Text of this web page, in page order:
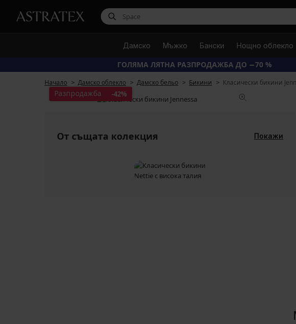
Дамско Мъжко Бански Нощно облекло
ГОЛЯМА ЛЯТНА РАЗПРОДАЖБА ДО −70 %
Начало Дамско облекло Дамско бельо Бикини Класически бикини
Разпродажба -42%
От същата колекция Покажи